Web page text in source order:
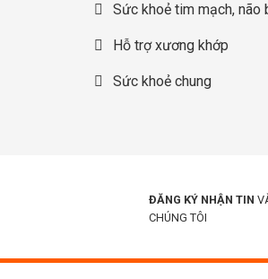
Sức khoẻ tim mạch, não
Hỗ trợ xương khớp
Sức khoẻ chung
ĐĂNG KÝ NHẬN TIN
CHÚNG TÔI